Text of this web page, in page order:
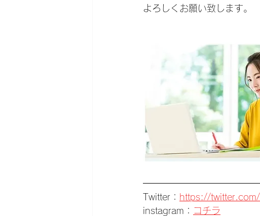
よろしくお願い致します。
Twitter： https://
instagram： コチラ